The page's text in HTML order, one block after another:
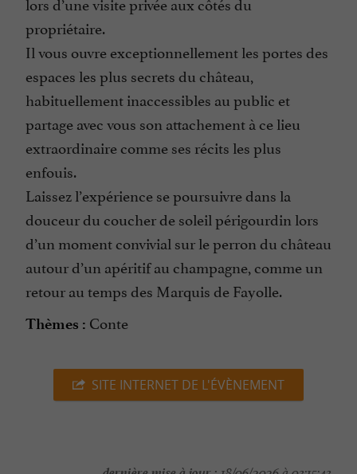
propriétaire.
Il vous ouvre exceptionnellement les portes des
espaces les plus secrets du château,
habituellement inaccessibles au public et
partage avec vous son attachement à ce lieu
extraordinaire comme ses récits les plus
enfouis.
Laissez l’expérience se poursuivre dans la
douceur du coucher de soleil périgourdin lors
d’un moment convivial sur le perron du château
autour d’un apéritif au champagne, comme un
retour au temps des Marquis de Fayolle.
Thèmes : Conte
SITE INTERNET DE L'ÉVÈNEMENT